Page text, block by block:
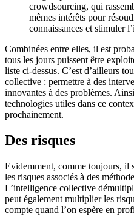
crowdsourcing, qui
mêmes intérêts pour
connaissances et stimuler
Combinées entre elles, il est
tous les jours puissent être
liste ci-dessus. C’est d’ailleurs
collective : permettre à des
innovantes à des problèmes.
technologies utiles dans ce
prochainement.
Des risques
Evidemment, comme toujours, il
les risques associés à des
L’intelligence collective
peut également multiplier les
compte quand l’on espère en